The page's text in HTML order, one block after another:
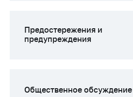
Предостережения и
предупреждения
Общественное обсуждение